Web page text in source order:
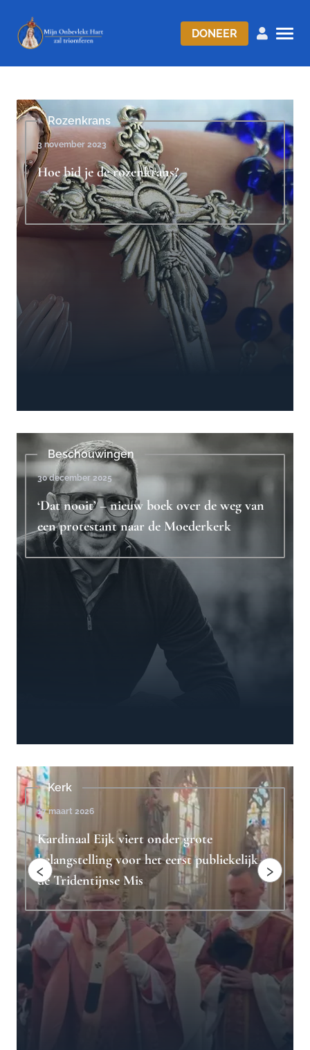
DONEER
Rozenkrans
3 november 2023
Hoe bid je de rozenkrans?
Beschouwingen
30 december 2025
‘Dat nooit’ – nieuw boek over de weg van
een protestant naar de Moederkerk
Beschouwingen
4 februari 2023
Ridderlijkheid is het antwoord op
"toxische mannelijkheid"
‹ ›